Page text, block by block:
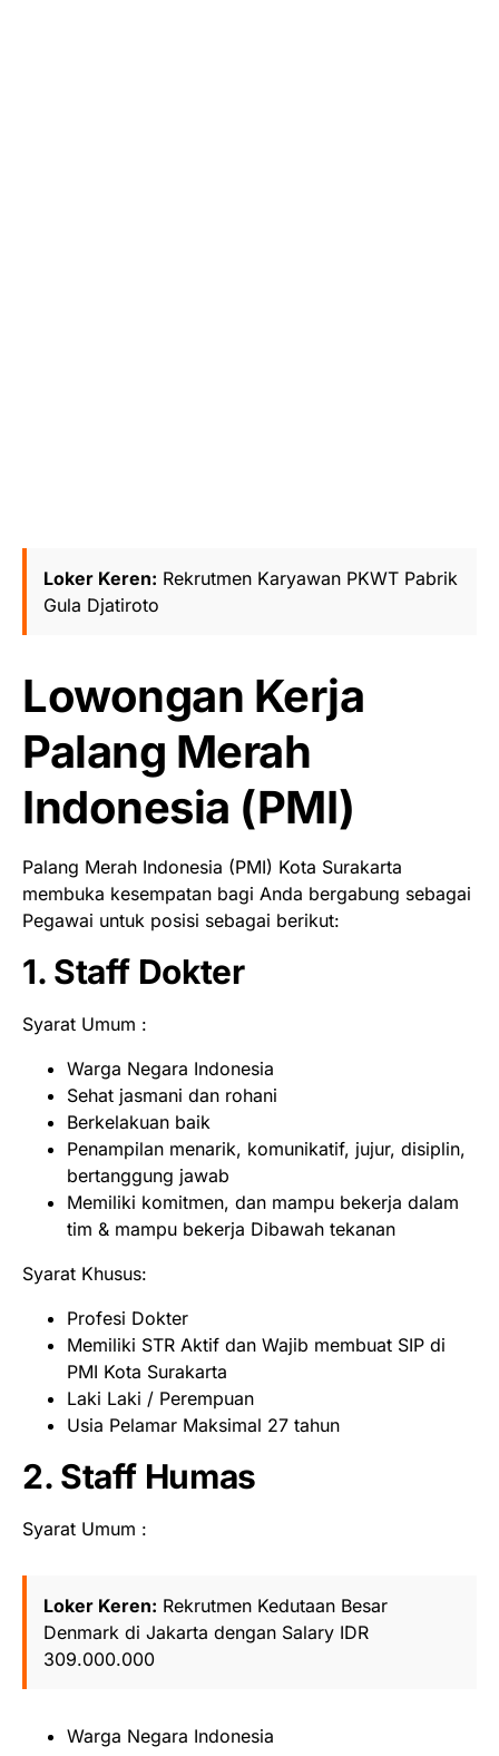
Loker Keren: Rekrutmen Karyawan PKWT Pabrik
Gula Djatiroto
Lowongan Kerja
Palang Merah
Indonesia (PMI)
Palang Merah Indonesia (PMI) Kota Surakarta
membuka kesempatan bagi Anda bergabung sebagai
Pegawai untuk posisi sebagai berikut:
1. Staff Dokter
Syarat Umum :
Warga Negara Indonesia
Sehat jasmani dan rohani
Berkelakuan baik
Penampilan menarik, komunikatif, jujur, disiplin,
bertanggung jawab
Memiliki komitmen, dan mampu bekerja dalam
tim & mampu bekerja Dibawah tekanan
Syarat Khusus:
Profesi Dokter
Memiliki STR Aktif dan Wajib membuat SIP di
PMI Kota Surakarta
Laki Laki / Perempuan
Usia Pelamar Maksimal 27 tahun
2. Staff Humas
Syarat Umum :
Loker Keren: Rekrutmen Kedutaan Besar
Denmark di Jakarta dengan Salary IDR
309.000.000
Warga Negara Indonesia